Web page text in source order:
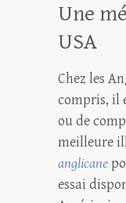
Une
USA
Chez les
compris, il
ou de
meilleure
anglicane
essai